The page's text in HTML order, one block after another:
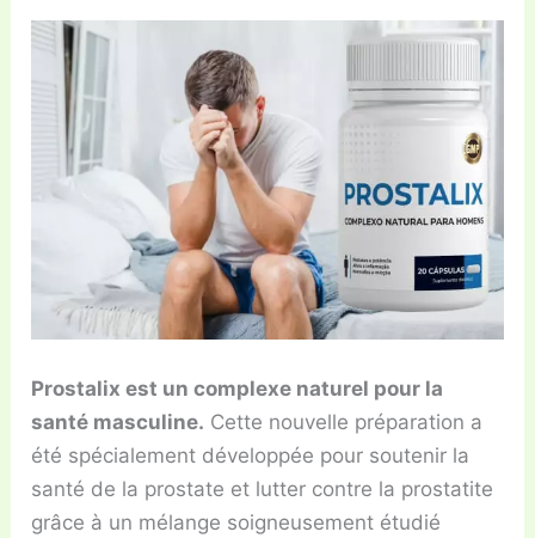
Prostalix est un complexe naturel pour la
santé masculine. Cette nouvelle préparation a
été spécialement développée pour soutenir la
santé de la prostate et lutter contre la prostatite
grâce à un mélange soigneusement étudié